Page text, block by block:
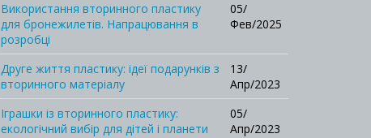
Використання вторинного пластику
для бронежилетів. Напрацювання в
розробці
05/
Фев/2025
Друге життя пластику: ідеї подарунків з
вторинного матеріалу
13/
Апр/2023
Іграшки із вторинного пластику:
екологічний вибір для дітей і планети
05/
Апр/2023